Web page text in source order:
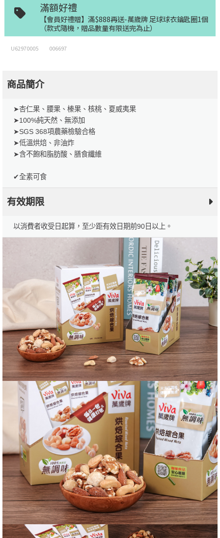
滿額好禮
【會員好禮贈】滿$888再送-萬歲牌 足球球衣鑰匙圈1個
（款式隨機，贈品數量有限送完為止）
U62970005 006697
商品簡介
➤杏仁果、腰果、榛果、核桃、夏威夷果
➤100%純天然、無添加
➤SGS 368項農藥檢驗合格
➤低溫烘焙、非油炸
➤含不飽和脂肪酸、膳食纖維
✔全素可食
有效期限
以消費者收受日起算，至少距有效日期前90日以上。